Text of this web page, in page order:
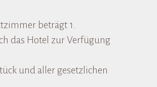
beträgt 1.
das Hotel zur Verfügung
und aller gesetzlichen